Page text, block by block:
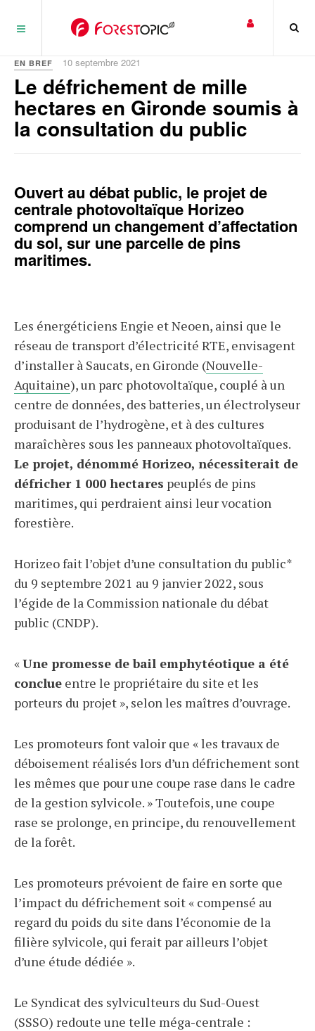
EN BREF 10 septembre 2021
Le défrichement de mille
hectares en Gironde soumis à
la consultation du public
Ouvert au débat public, le projet de
centrale photovoltaïque Horizeo
comprend un changement d’affectation
du sol, sur une parcelle de pins
maritimes.
Les énergéticiens Engie et Neoen, ainsi que le
réseau de transport d’électricité RTE, envisagent
d’installer à Saucats, en Gironde (Nouvelle-
Aquitaine), un parc photovoltaïque, couplé à un
centre de données, des batteries, un électrolyseur
produisant de l’hydrogène, et à des cultures
maraîchères sous les panneaux photovoltaïques.
Le projet, dénommé Horizeo, nécessiterait de
défricher 1 000 hectares peuplés de pins
maritimes, qui perdraient ainsi leur vocation
forestière.
Horizeo fait l’objet d’une consultation du public*
du 9 septembre 2021 au 9 janvier 2022, sous
l’égide de la Commission nationale du débat
public (CNDP).
«Une promesse de bail emphytéotique a été
conclue entre le propriétaire du site et les
porteurs du projet », selon les maîtres d’ouvrage.
Les promoteurs font valoir que « les travaux de
déboisement réalisés lors d’un défrichement sont
les mêmes que pour une coupe rase dans le cadre
de la gestion sylvicole. » Toutefois, une coupe
rase se prolonge, en principe, du renouvellement
de la forêt.
Les promoteurs prévoient de faire en sorte que
l’impact du défrichement soit « compensé au
regard du poids du site dans l’économie de la
filière sylvicole, qui ferait par ailleurs l’objet
d’une étude dédiée ».
Le Syndicat des sylviculteurs du Sud-Ouest
(SSSO) redoute une telle méga-centrale :